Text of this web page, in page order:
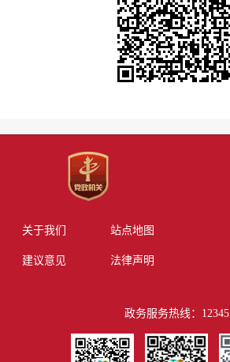
关于我们 站点地图
建议意见 法律声明
政务服务热线：12345